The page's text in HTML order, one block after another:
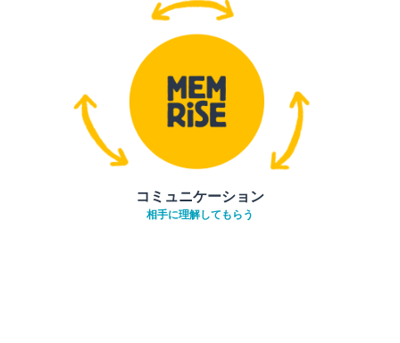
コミュニケーション
相手に理解してもらう